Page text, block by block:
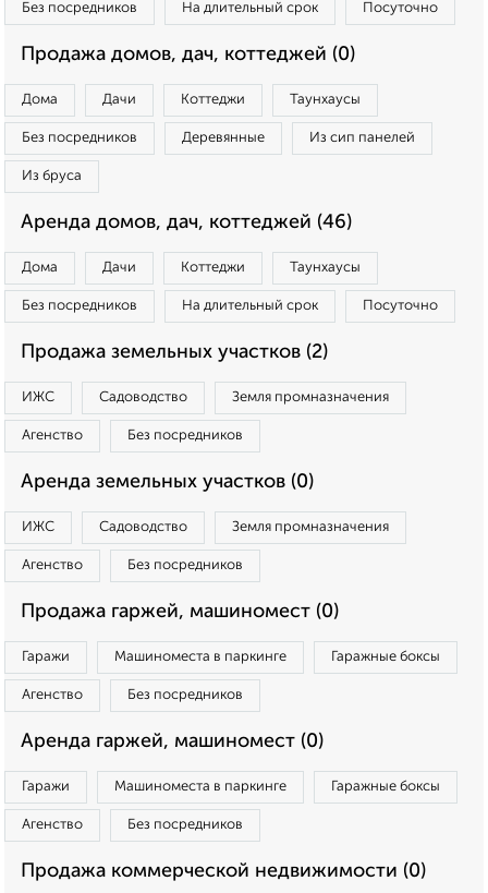
Без посредников На длительный срок Посуточно
Продажа домов, дач, коттеджей (0)
Дома Дачи Коттеджи Таунхаусы
Без посредников Деревянные Из сип панелей
Из бруса
Аренда домов, дач, коттеджей (46)
Дома Дачи Коттеджи Таунхаусы
Без посредников На длительный срок Посуточно
Продажа земельных участков (2)
ИЖС Садоводство Земля промназначения
Агенство Без посредников
Аренда земельных участков (0)
ИЖС Садоводство Земля промназначения
Агенство Без посредников
Продажа гаржей, машиномест (0)
Гаражи Машиноместа в паркинге Гаражные боксы
Агенство Без посредников
Аренда гаржей, машиномест (0)
Гаражи Машиноместа в паркинге Гаражные боксы
Агенство Без посредников
Продажа коммерческой недвижимости (0)